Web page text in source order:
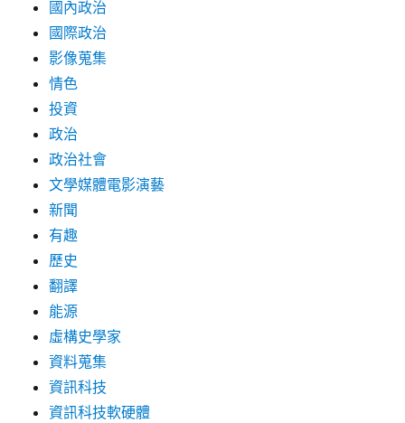
國內政治
國際政治
影像蒐集
情色
投資
政治
政治社會
文學媒體電影演藝
新聞
有趣
歷史
翻譯
能源
虛構史學家
資料蒐集
資訊科技
資訊科技軟硬體